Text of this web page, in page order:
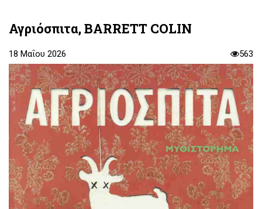
Αγριόσπιτα, BARRETT COLIN
18 Μαΐου 2026 563